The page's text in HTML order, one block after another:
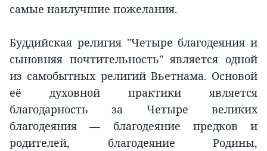
самые наилучшие пожелания.
Буддийская религия "Четыре благодеяния и
сыновняя почтительность" является одной
из самобытных религий Вьетнама. Основой
её духовной практики является
благодарность за Четыре великих
благодеяния — благодеяние предков и
родителей, благодеяние Родины,